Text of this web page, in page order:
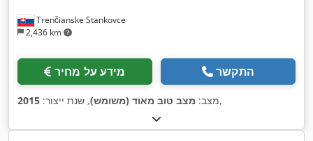
Trenčianske Stankovce
2,436 km
מידע על מחיר התקשר
מצב: מצב טוב מאוד (משומש), שנת ייצור: 2015 ,